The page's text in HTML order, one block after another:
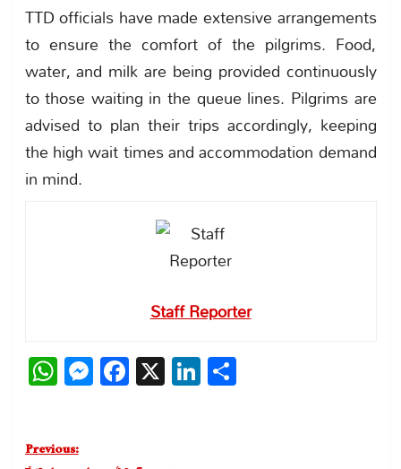
TTD officials have made extensive arrangements
to ensure the comfort of the pilgrims. Food,
water, and milk are being provided continuously
to those waiting in the queue lines. Pilgrims are
advised to plan their trips accordingly, keeping
the high wait times and accommodation demand
in mind.
Staff Reporter
WhatsApp
Messenger
Facebook
X LinkedIn
Share
Post
Previous: